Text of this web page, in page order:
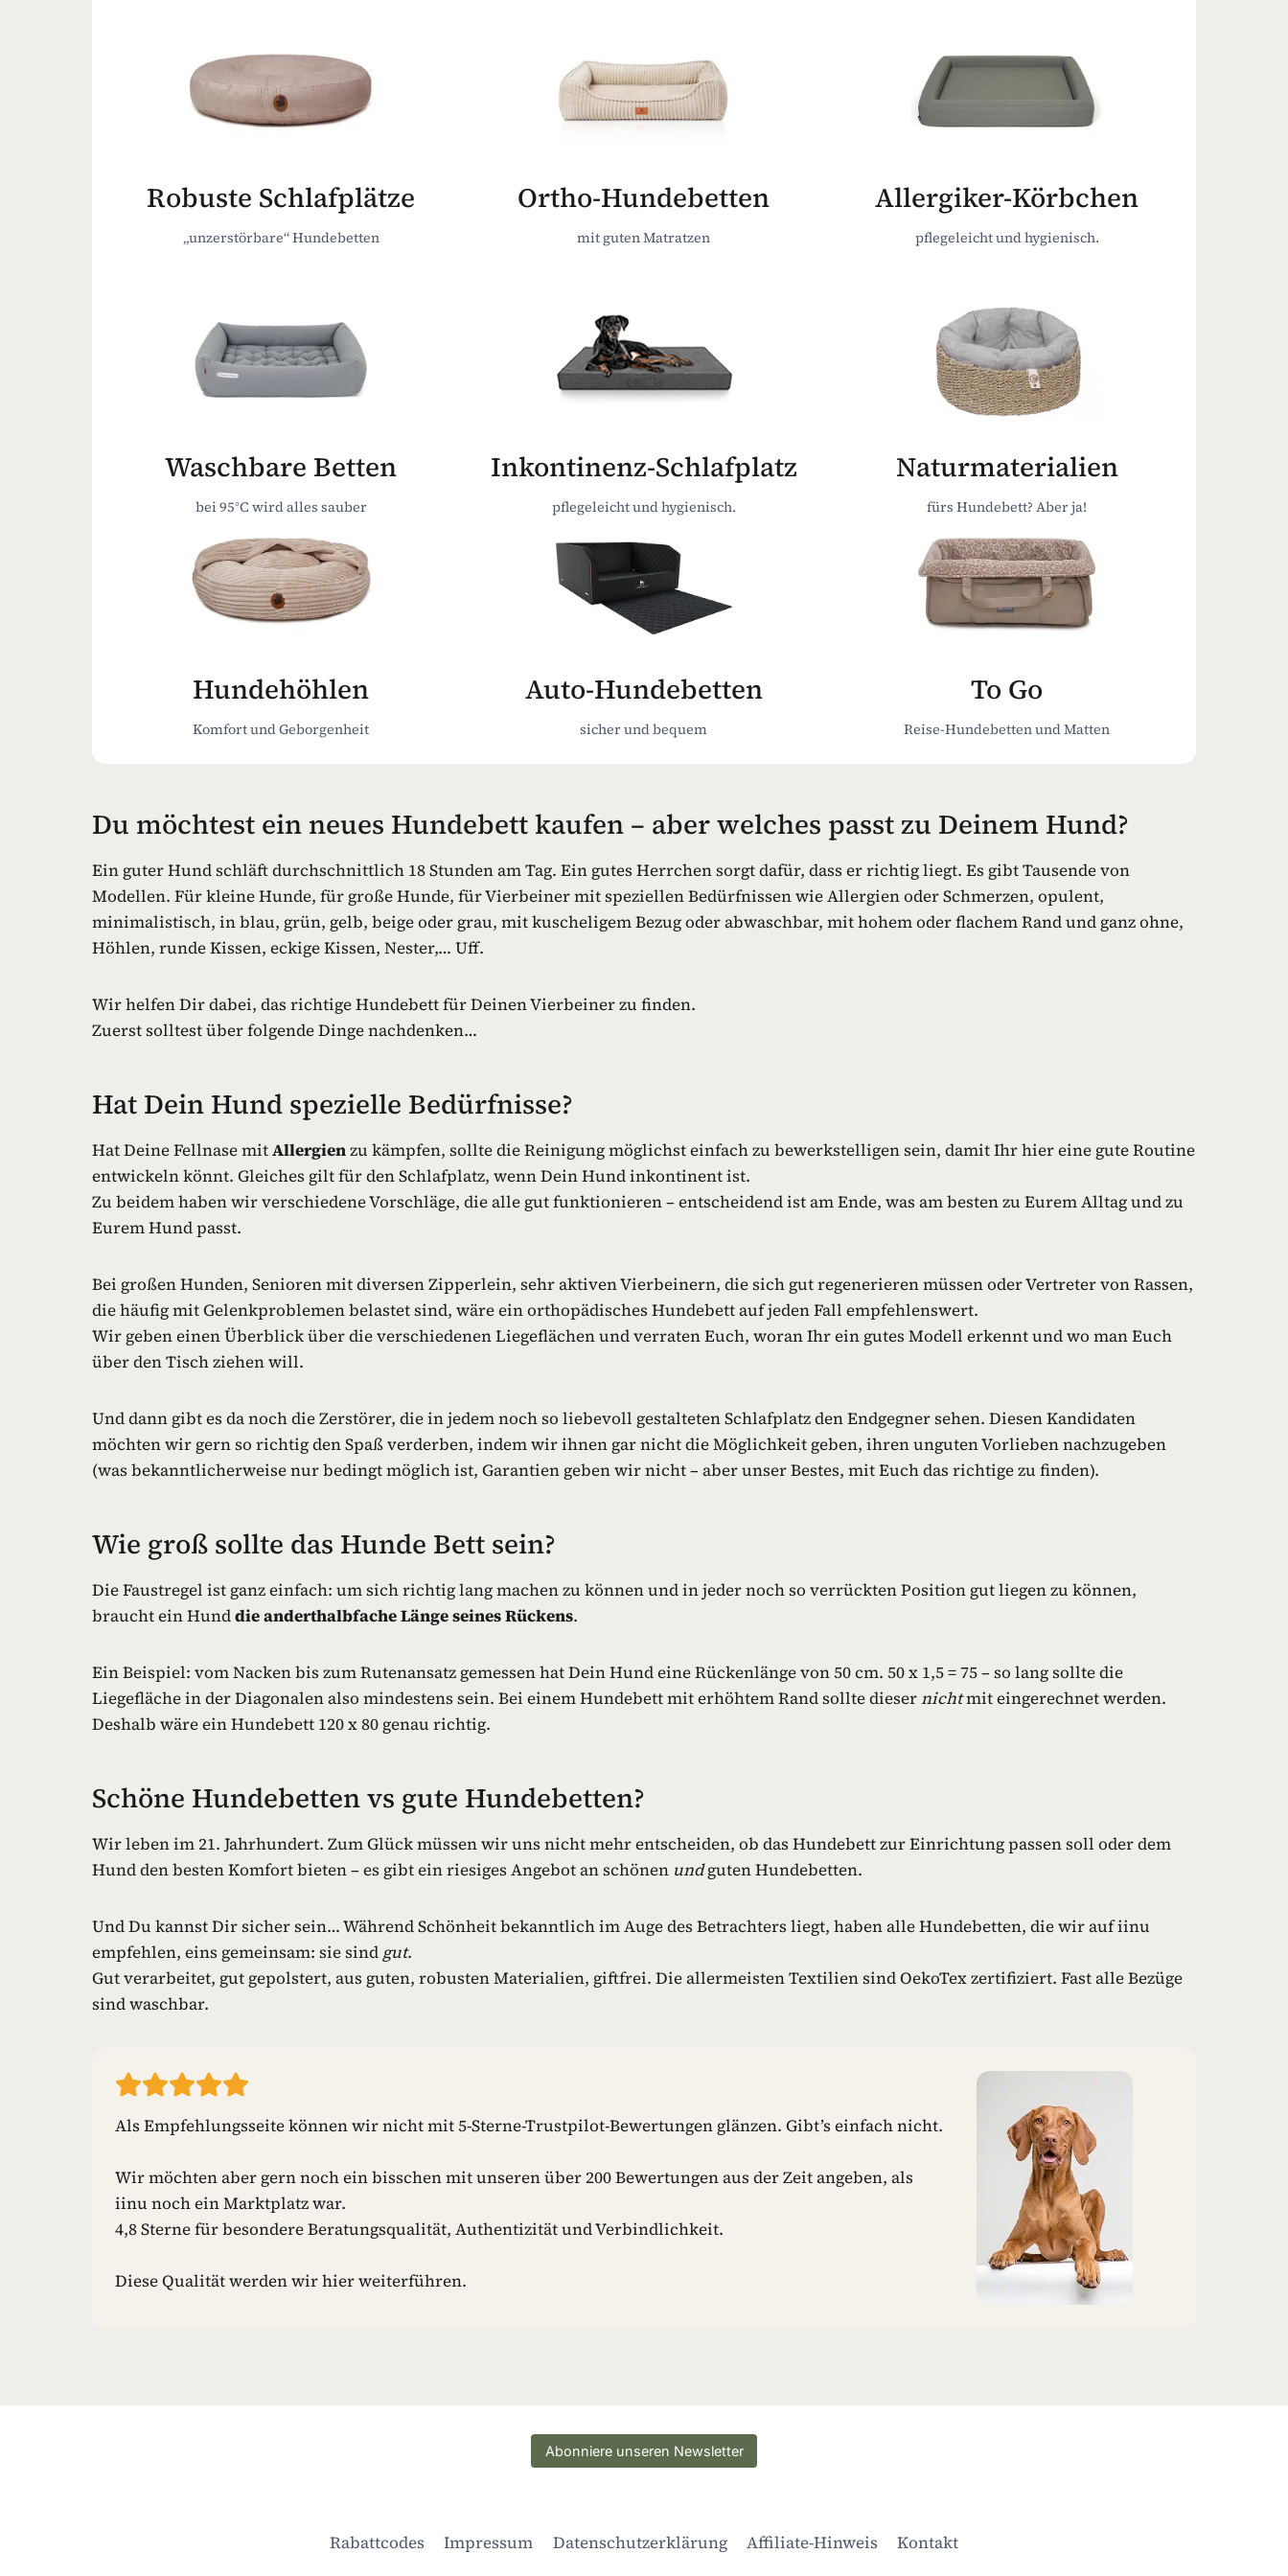
Robuste Schlafplätze
„unzerstörbare“ Hundebetten
Ortho-Hundebetten
mit guten Matratzen
Allergiker-Körbchen
pflegeleicht und hygienisch.
Waschbare Betten
bei 95°C wird alles sauber
Hundehöhlen
Komfort und Geborgenheit
Inkontinenz-Schlafplatz
pflegeleicht und hygienisch.
Auto-Hundebetten
sicher und bequem
Naturmaterialien
fürs Hundebett? Aber ja!
To Go
Reise-Hundebetten und Matten
Du möchtest ein neues Hundebett kaufen – aber welches passt zu Deinem Hund?
Ein guter Hund schläft durchschnittlich 18 Stunden am Tag. Ein gutes Herrchen sorgt dafür, dass er richtig liegt. Es gibt Tausende von
Modellen. Für kleine Hunde, für große Hunde, für Vierbeiner mit speziellen Bedürfnissen wie Allergien oder Schmerzen, opulent,
minimalistisch, in blau, grün, gelb, beige oder grau, mit kuscheligem Bezug oder abwaschbar, mit hohem oder flachem Rand und ganz ohne,
Höhlen, runde Kissen, eckige Kissen, Nester,… Uff.
Wir helfen Dir dabei, das richtige Hundebett für Deinen Vierbeiner zu finden.
Zuerst solltest über folgende Dinge nachdenken…
Hat Dein Hund spezielle Bedürfnisse?
Hat Deine Fellnase mitAllergienzu kämpfen, sollte die Reinigung möglichst einfach zu bewerkstelligen sein, damit Ihr hier eine gute Routine
entwickeln könnt. Gleiches gilt für den Schlafplatz, wenn Dein Hund inkontinent ist.
Zu beidem haben wir verschiedene Vorschläge, die alle gut funktionieren – entscheidend ist am Ende, was am besten zu Eurem Alltag und zu
Eurem Hund passt.
Bei großen Hunden, Senioren mit diversen Zipperlein, sehr aktiven Vierbeinern, die sich gut regenerieren müssen oder Vertreter von Rassen,
die häufig mit Gelenkproblemen belastet sind, wäre ein orthopädisches Hundebett auf jeden Fall empfehlenswert.
Wir geben einen Überblick über die verschiedenen Liegeflächen und verraten Euch, woran Ihr ein gutes Modell erkennt und wo man Euch
über den Tisch ziehen will.
Und dann gibt es da noch die Zerstörer, die in jedem noch so liebevoll gestalteten Schlafplatz den Endgegner sehen. Diesen Kandidaten
möchten wir gern so richtig den Spaß verderben, indem wir ihnen gar nicht die Möglichkeit geben, ihren unguten Vorlieben nachzugeben
(was bekanntlicherweise nur bedingt möglich ist, Garantien geben wir nicht – aber unser Bestes, mit Euch das richtige zu finden).
Wie groß sollte das Hunde Bett sein?
Die Faustregel ist ganz einfach: um sich richtig lang machen zu können und in jeder noch so verrückten Position gut liegen zu können,
braucht ein Hunddie anderthalbfache Länge seines Rückens.
Ein Beispiel: vom Nacken bis zum Rutenansatz gemessen hat Dein Hund eine Rückenlänge von 50 cm. 50 x 1,5 = 75 – so lang sollte die
Liegefläche in der Diagonalen also mindestens sein. Bei einem Hundebett mit erhöhtem Rand sollte diesernichtmit eingerechnet werden.
Deshalb wäre ein Hundebett 120 x 80 genau richtig.
Schöne Hundebetten vs gute Hundebetten?
Wir leben im 21. Jahrhundert. Zum Glück müssen wir uns nicht mehr entscheiden, ob das Hundebett zur Einrichtung passen soll oder dem
Hund den besten Komfort bieten – es gibt ein riesiges Angebot an schönen undguten Hundebetten.
Und Du kannst Dir sicher sein… Während Schönheit bekanntlich im Auge des Betrachters liegt, haben alle Hundebetten, die wir auf iinu
empfehlen, eins gemeinsam: sie sind gut.
Gut verarbeitet, gut gepolstert, aus guten, robusten Materialien, giftfrei. Die allermeisten Textilien sind OekoTex zertifiziert. Fast alle Bezüge
sind waschbar.
Als Empfehlungsseite können wir nicht mit 5-Sterne-Trustpilot-Bewertungen glänzen. Gibt’s einfach nicht.
Wir möchten aber gern noch ein bisschen mit unseren über 200 Bewertungen aus der Zeit angeben, als
iinu noch ein Marktplatz war.
4,8 Sterne für besondere Beratungsqualität, Authentizität und Verbindlichkeit.
Diese Qualität werden wir hier weiterführen.
Abonniere unseren Newsletter
Rabattcodes Impressum Datenschutzerklärung Affiliate-Hinweis Kontakt